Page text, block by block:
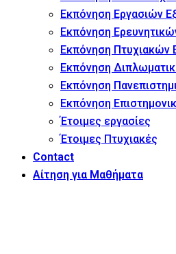
Εκπόνηση Εργασιών
Εκπόνηση
Εκπόνηση Πτυχιακών
Εκπόνηση
Εκπόνηση
Εκπόνηση
Έτοιμες εργασίες
Έτοιμες Πτυχιακές
Contact
Αίτηση για Μαθήματα